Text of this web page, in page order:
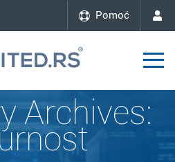
Pomoć
Archives: